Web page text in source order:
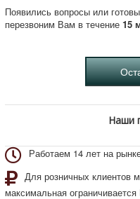
Появились вопросы или
перезвоним Вам в течение 15
Наши
Работаем 14 лет на
Для розничных клиентов
максимальная